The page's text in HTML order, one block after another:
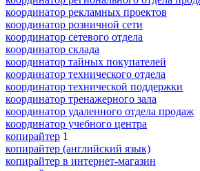
координатор рекламных проектов
координатор розничной сети
координатор сетевого отдела
координатор склада
координатор тайных покупателей
координатор технического отдела
координатор технической поддержки
координатор тренажерного зала
координатор удаленного отдела продаж
координатор учебного центра
копирайтер 1
копирайтер (английский язык)
копирайтер в интернет-магазин